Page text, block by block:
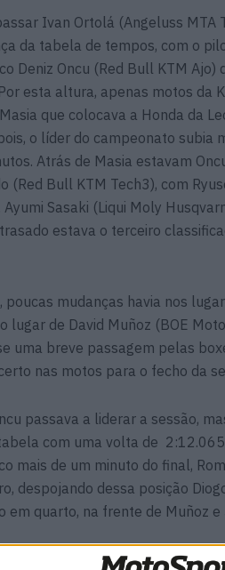
Ivan Ortolá (Angeluss MTA
da tabela de tempos, com o
Deniz Oncu (Red Bull KTM Ajo)
esta altura, apenas motos da
que colocava a Honda da
o líder do campeonato subia
Atrás de Masia estavam
Bull KTM Tech3), com
Sasaki (Liqui Moly
estava o terceiro
mudanças havia nos
lugar de David Muñoz (BOE
uma breve passagem pelas
nas motos para o fecho da
passava a liderar a sessão,
com uma volta de
mais de um minuto do final,
despojando dessa posição
quarto, na frente de Muñoz e